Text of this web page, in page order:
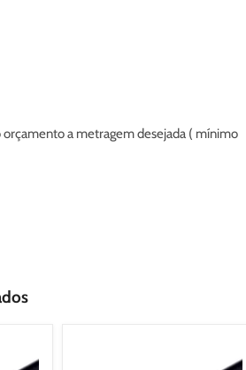
orçamento a metragem desejada ( mínimo